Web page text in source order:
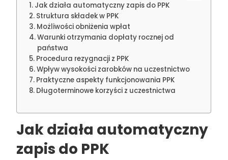
Jak działa automatyczny zapis do PPK
Struktura składek w PPK
Możliwości obniżenia wpłat
Warunki otrzymania dopłaty rocznej od
państwa
Procedura rezygnacji z PPK
Wpływ wysokości zarobków na uczestnictwo
Praktyczne aspekty funkcjonowania PPK
Długoterminowe korzyści z uczestnictwa
Jak działa automatyczny
zapis do PPK